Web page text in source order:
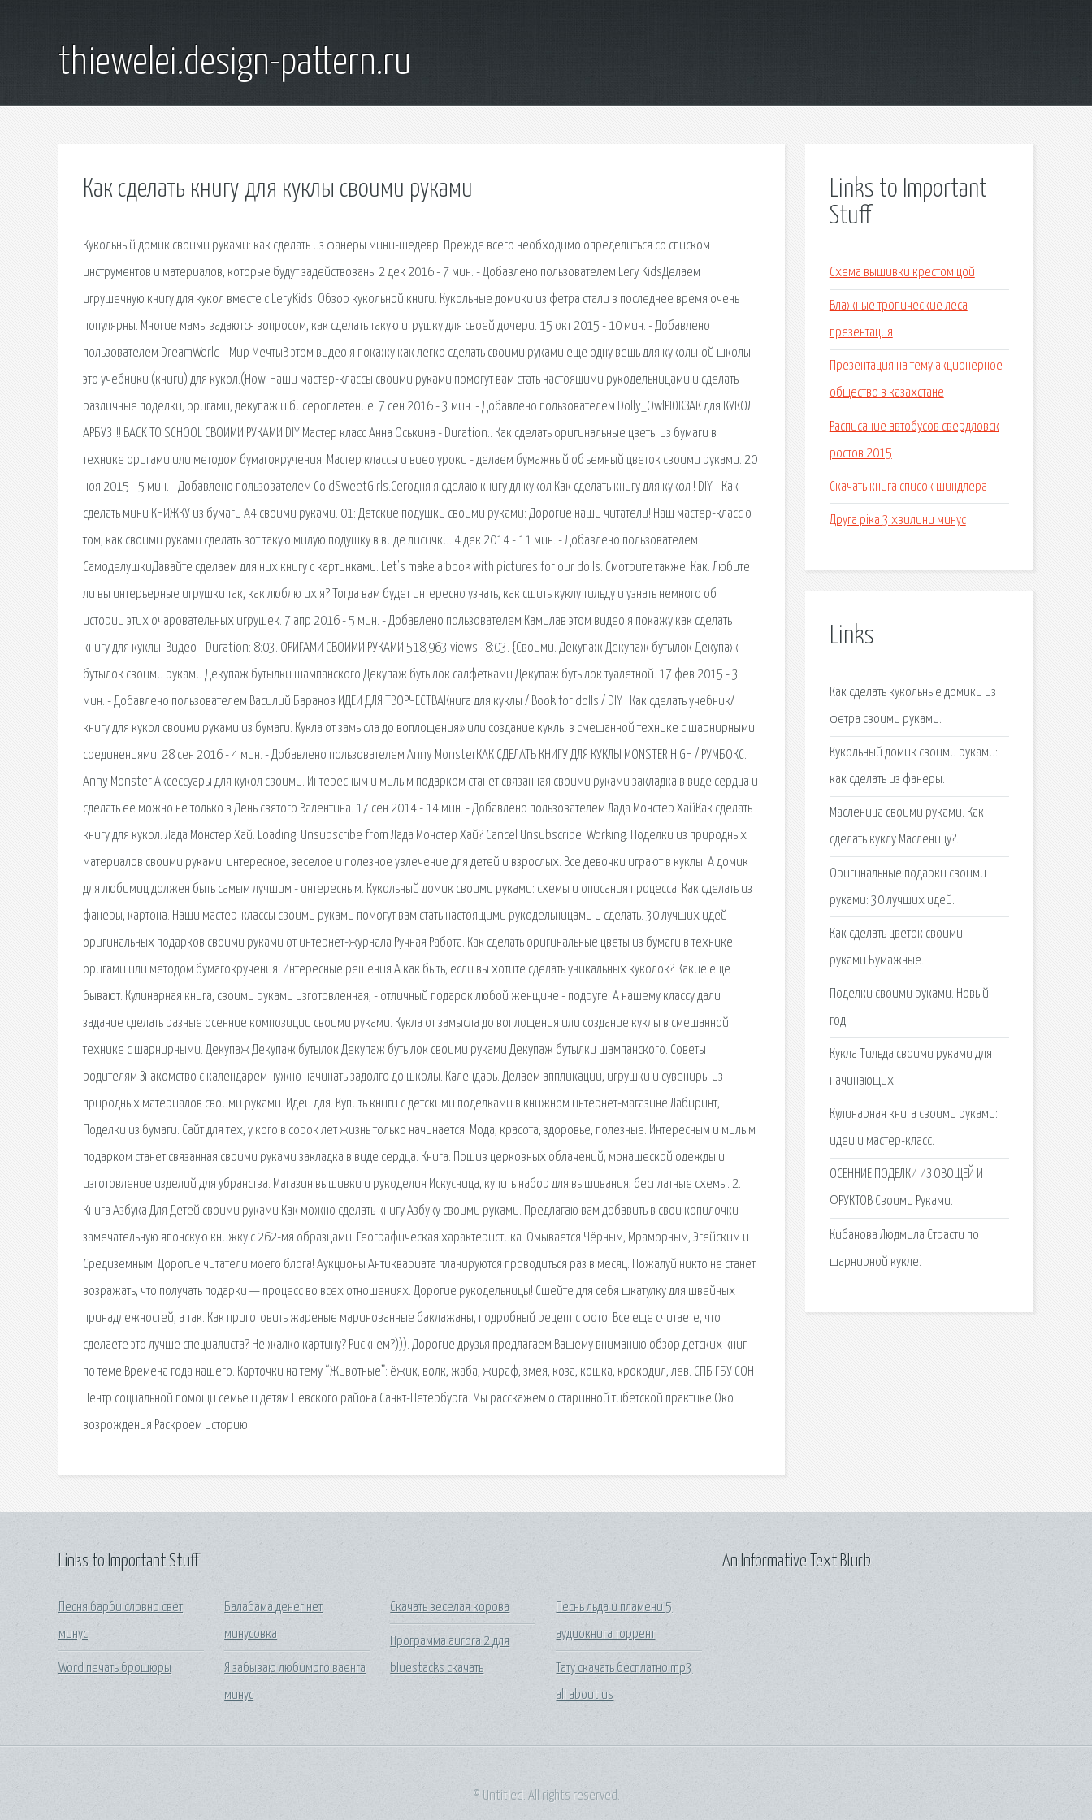
thiewelei.design-pattern.ru
Как сделать книгу для куклы своими руками
Кукольный домик своими руками: как сделать из фанеры мини-шедевр. Прежде всего необходимо определиться со списком
инструментов и материалов, которые будут задействованы 2 дек 2016 - 7 мин. - Добавлено пользователем Lery KidsДелаем
игрушечную книгу для кукол вместе с LeryKids. Обзор кукольной книги. Кукольные домики из фетра стали в последнее время очень
популярны. Многие мамы задаются вопросом, как сделать такую игрушку для своей дочери. 15 окт 2015 - 10 мин. - Добавлено
пользователем DreamWorld - Мир МечтыВ этом видео я покажу как легко сделать своими руками еще одну вещь для кукольной школы -
это учебники (книги) для кукол.(How. Наши мастер-классы своими руками помогут вам стать настоящими рукодельницами и сделать
различные поделки, оригами, декупаж и бисероплетение. 7 сен 2016 - 3 мин. - Добавлено пользователем Dolly_OwlРЮКЗАК для КУКОЛ
АРБУЗ !!! BACK TO SCHOOL СВОИМИ РУКАМИ DIY Мастер класс Анна Оськина - Duration:. Как сделать оригинальные цветы из бумаги в
технике оригами или методом бумагокручения. Мастер классы и виео уроки - делаем бумажный объемный цветок своими руками. 20
ноя 2015 - 5 мин. - Добавлено пользователем ColdSweetGirls.Сегодня я сделаю книгу дл кукол Как сделать книгу для кукол ! DIY - Как
сделать мини КНИЖКУ из бумаги А4 своими руками. 01: Детские подушки своими руками: Дорогие наши читатели! Наш мастер-класс о
том, как своими руками сделать вот такую милую подушку в виде лисички. 4 дек 2014 - 11 мин. - Добавлено пользователем
СамоделушкиДавайте сделаем для них книгу с картинками. Let's make a book with pictures for our dolls. Смотрите также: Как. Любите
ли вы интерьерные игрушки так, как люблю их я? Тогда вам будет интересно узнать, как сшить куклу тильду и узнать немного об
истории этих очаровательных игрушек. 7 апр 2016 - 5 мин. - Добавлено пользователем Камилав этом видео я покажу как сделать
книгу для куклы. Видео - Duration: 8:03. ОРИГАМИ СВОИМИ РУКАМИ 518,963 views · 8:03. {Своими. Декупаж Декупаж бутылок Декупаж
бутылок своими руками Декупаж бутылки шампанского Декупаж бутылок салфетками Декупаж бутылок туалетной. 17 фев 2015 - 3
мин. - Добавлено пользователем Василий Баранов ИДЕИ ДЛЯ ТВОРЧЕСТВАКнига для куклы / Book for dolls / DIY . Как сделать учебник/
книгу для кукол своими руками из бумаги. Кукла от замысла до воплощения» или создание куклы в смешанной технике с шарнирными
соединениями. 28 сен 2016 - 4 мин. - Добавлено пользователем Anny MonsterКАК СДЕЛАТЬ КНИГУ ДЛЯ КУКЛЫ MONSTER HIGH / РУМБОКС.
Anny Monster Аксессуары для кукол своими. Интересным и милым подарком станет связанная своими руками закладка в виде сердца и
сделать ее можно не только в День святого Валентина. 17 сен 2014 - 14 мин. - Добавлено пользователем Лада Монстер ХайКак сделать
книгу для кукол. Лада Монстер Хай. Loading. Unsubscribe from Лада Монстер Хай? Cancel Unsubscribe. Working. Поделки из природных
материалов своими руками: интересное, веселое и полезное увлечение для детей и взрослых. Все девочки играют в куклы. А домик
для любимиц должен быть самым лучшим - интересным. Кукольный домик своими руками: схемы и описания процесса. Как сделать из
фанеры, картона. Наши мастер-классы своими руками помогут вам стать настоящими рукодельницами и сделать. 30 лучших идей
оригинальных подарков своими руками от интернет-журнала Ручная Работа. Как сделать оригинальные цветы из бумаги в технике
оригами или методом бумагокручения. Интересные решения А как быть, если вы хотите сделать уникальных куколок? Какие еще
бывают. Кулинарная книга, своими руками изготовленная, - отличный подарок любой женщине - подруге. А нашему классу дали
задание сделать разные осенние композиции своими руками. Кукла от замысла до воплощения или создание куклы в смешанной
технике с шарнирными. Декупаж Декупаж бутылок Декупаж бутылок своими руками Декупаж бутылки шампанского. Советы
родителям Знакомство с календарем нужно начинать задолго до школы. Календарь. Делаем аппликации, игрушки и сувениры из
природных материалов своими руками. Идеи для. Купить книги с детскими поделками в книжном интернет-магазине Лабиринт,
Поделки из бумаги. Сайт для тех, у кого в сорок лет жизнь только начинается. Мода, красота, здоровье, полезные. Интересным и милым
подарком станет связанная своими руками закладка в виде сердца. Книга: Пошив церковных облачений, монашеской одежды и
изготовление изделий для убранства. Магазин вышивки и рукоделия Искусница, купить набор для вышивания, бесплатные схемы. 2.
Книга Азбука Для Детей своими руками Как можно сделать книгу Азбуку своими руками. Предлагаю вам добавить в свои копилочки
замечательную японскую книжку с 262-мя образцами. Географическая характеристика. Омывается Чёрным, Мраморным, Эгейским и
Средиземным. Дорогие читатели моего блога! Аукционы Антиквариата планируются проводиться раз в месяц. Пожалуй никто не станет
возражать, что получать подарки — процесс во всех отношениях. Дорогие рукодельницы! Сшейте для себя шкатулку для швейных
принадлежностей, а так. Как приготовить жареные маринованные баклажаны, подробный рецепт с фото. Все еще считаете, что
сделаете это лучше специалиста? Не жалко картину? Рискнем?))). Дорогие друзья предлагаем Вашему вниманию обзор детских книг
по теме Времена года нашего. Карточки на тему “Животные”: ёжик, волк, жаба, жираф, змея, коза, кошка, крокодил, лев. СПБ ГБУ СОН
Центр социальной помощи семье и детям Невского района Санкт-Петербурга. Мы расскажем о старинной тибетской практике Око
возрождения Раскроем историю.
Links to Important
Stuff
Схема вышивки крестом цой
Влажные тропические леса
презентация
Презентация на тему акционерное
общество в казахстане
Расписание автобусов свердловск
ростов 2015
Скачать книга список шиндлера
Друга ріка 3 хвилини минус
Links
Как сделать кукольные домики из
фетра своими руками.
Кукольный домик своими руками:
как сделать из фанеры.
Масленица своими руками. Как
сделать куклу Масленицу?.
Оригинальные подарки своими
руками: 30 лучших идей.
Как сделать цветок своими
руками.Бумажные.
Поделки своими руками. Новый
год.
Кукла Тильда своими руками для
начинающих.
Кулинарная книга своими руками:
идеи и мастер-класс.
ОСЕННИЕ ПОДЕЛКИ ИЗ ОВОЩЕЙ И
ФРУКТОВ Своими Руками.
Кибанова Людмила Страсти по
шарнирной кукле.
Links to Important Stuff
Песня барби словно свет
минус
Word печать брошюры
Балабама денег нет
минусовка
Я забываю любимого ваенга
минус
Скачать веселая корова
Программа aurora 2 для
bluestacks скачать
Песнь льда и пламени 5
аудиокнига торрент
Тату скачать бесплатно mp3
all about us
An Informative Text Blurb
© Untitled. All rights reserved.